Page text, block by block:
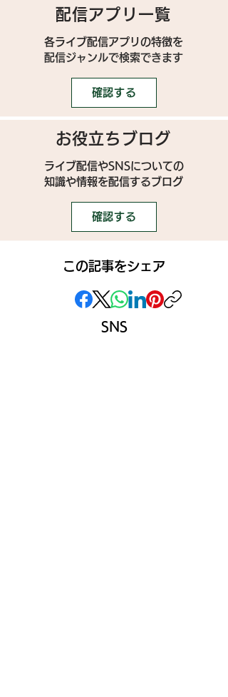
配信アプリ一覧
各ライブ配信アプリの特徴を
配信ジャンルで検索できます
確認する
お役立ちブログ
ライブ配信やSNSについての
​知識や情報を配信するブログ
確認する
この記事をシェア
SNS